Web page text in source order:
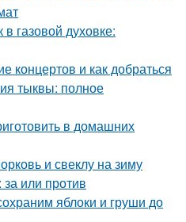
газовой духовке:
концертов и как добраться
тыквы: полное
в домашних
и свеклу на зиму
или против
яблоки и груши до